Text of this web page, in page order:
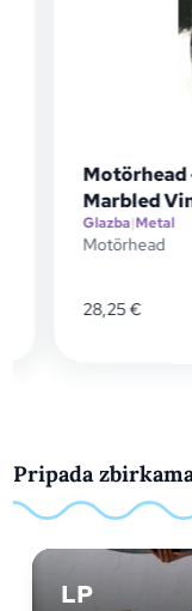
Motörhead
Marbled
Glazba|Metal
Motörhead
28,25€
Pripada
LP